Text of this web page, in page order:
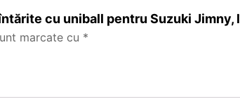
cu uniball pentru Suzuki Jimny,
marcate cu *